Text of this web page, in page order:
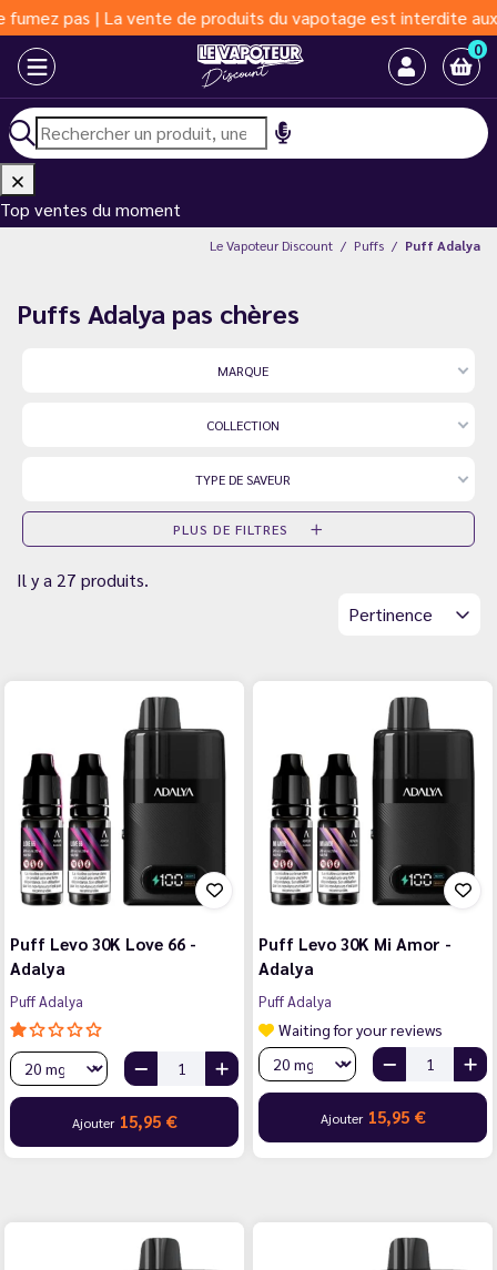
produits du vapotage est interdite aux moins de 18 ans |
0
Top ventes du moment
Le Vapoteur Discount Puffs Puff Adalya
Puffs Adalya pas chères
MARQUE
COLLECTION
TYPE DE SAVEUR
PLUS DE FILTRES
Il y a 27 produits.
Pertinence
Puff Levo 30K Love 66 -
Adalya
Puff Adalya
Ajouter 15,95 €
Puff Levo 30K Mi Amor -
Adalya
Puff Adalya
Waiting for your reviews
Ajouter 15,95 €